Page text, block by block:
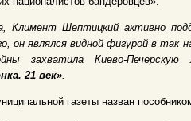
Климент Шептицкий активно
он являлся видной фигурой в так
захватила Киево-
21 век».
газеты назван